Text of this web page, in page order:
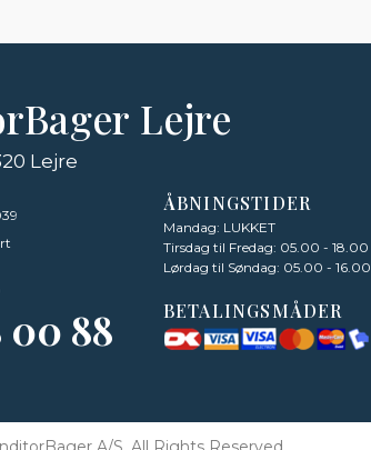
Lejre
Lejre
00 88
ÅBNINGSTIDER
Mandag: LUKKET
Tirsdag til Fredag: 05.00 - 18.00
Lørdag til Søndag: 05.00 - 16.00
BETALINGSMÅDER